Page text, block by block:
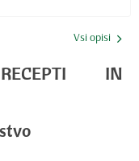
Vsi opisi
IN